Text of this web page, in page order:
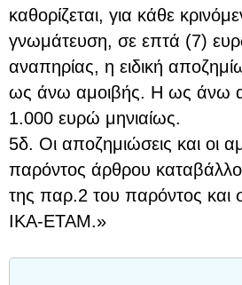
καθορίζεται, για κάθε
γνωμάτευση, σε επτά (7)
αναπηρίας, η ειδική
ως άνω αμοιβής. Η ως άνω
1.000 ευρώ μηνιαίως.
5δ. Οι αποζημιώσεις και οι
παρόντος άρθρου
της παρ.2 του παρόντος και
ΙΚΑ-ΕΤΑΜ.»